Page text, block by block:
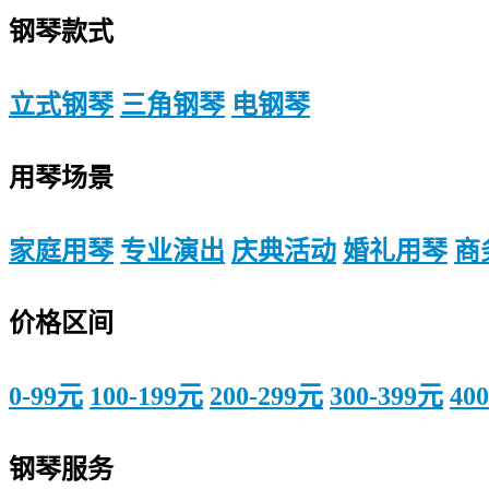
钢琴款式
立式钢琴 三角钢琴 电钢琴
用琴场景
家庭用琴 专业演出 庆典活动 婚礼用琴 商
价格区间
0-99元 100-199元 200-299元 300-399元
钢琴服务